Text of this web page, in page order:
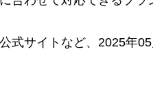
式サイトなど、2025年